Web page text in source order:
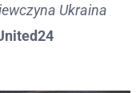
Ukraina